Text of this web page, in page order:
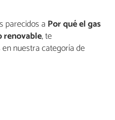
parecidos a Por qué el gas
renovable, te
nuestra categoría de